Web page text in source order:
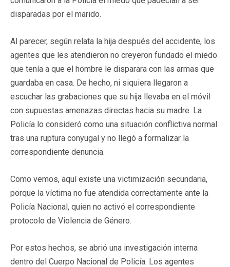
disparadas por el marido.
Al parecer, según relata la hija después del accidente, los
agentes que les atendieron no creyeron fundado el miedo
que tenía a que el hombre le disparara con las armas que
guardaba en casa. De hecho, ni siquiera llegaron a
escuchar las grabaciones que su hija llevaba en el móvil
con supuestas amenazas directas hacia su madre. La
Policía lo consideró como una situación conflictiva normal
tras una ruptura conyugal y no llegó a formalizar la
correspondiente denuncia.
Como vemos, aquí existe una victimización secundaria,
porque la víctima no fue atendida correctamente ante la
Policía Nacional, quien no activó el correspondiente
protocolo de Violencia de Género.
Por estos hechos, se abrió una investigación interna
dentro del Cuerpo Nacional de Policía. Los agentes